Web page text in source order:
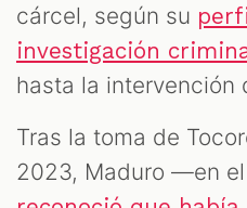
cárcel, según su
investigación
hasta la intervención
Tras la toma de
2023, Maduro —en